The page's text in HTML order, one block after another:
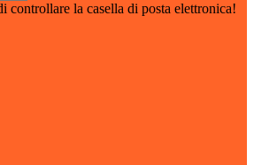
controllare la casella di posta elettronica!